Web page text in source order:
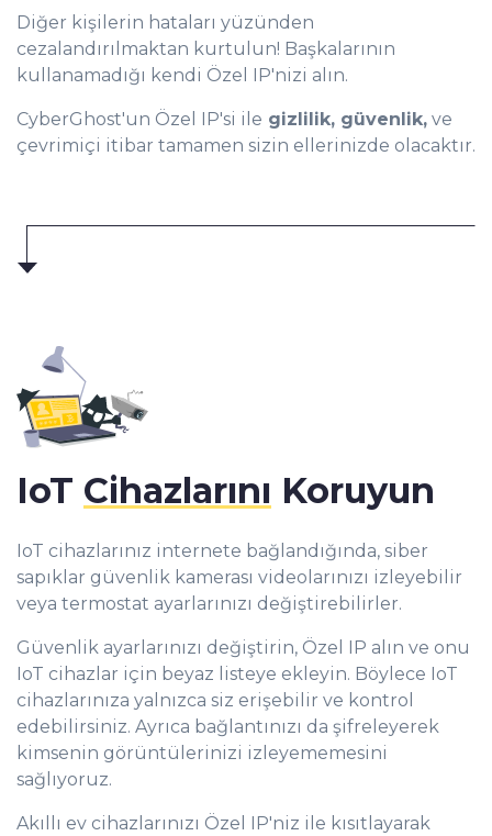
Diğer kişilerin hataları yüzünden
cezalandırılmaktan kurtulun! Başkalarının
kullanamadığı kendi Özel IP'nizi alın.
CyberGhost'un Özel IP'si ile gizlilik, güvenlik, ve
çevrimiçi itibar tamamen sizin ellerinizde olacaktır.
IoT Cihazlarını Koruyun
IoT cihazlarınız internete bağlandığında, siber
sapıklar güvenlik kamerası videolarınızı izleyebilir
veya termostat ayarlarınızı değiştirebilirler.
Güvenlik ayarlarınızı değiştirin, Özel IP alın ve onu
IoT cihazlar için beyaz listeye ekleyin. Böylece IoT
cihazlarınıza yalnızca siz erişebilir ve kontrol
edebilirsiniz. Ayrıca bağlantınızı da şifreleyerek
kimsenin görüntülerinizi izleyememesini
sağlıyoruz.
Akıllı ev cihazlarınızı Özel IP'niz ile kısıtlayarak